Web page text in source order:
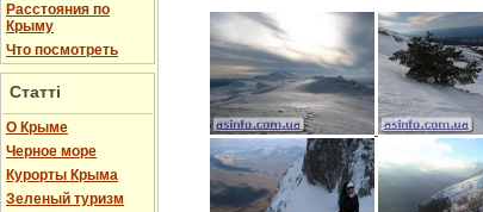
Расстояния по
Крыму
Что посмотреть
Статті
О Крыме
Черное море
Курорты Крыма
Зеленый туризм